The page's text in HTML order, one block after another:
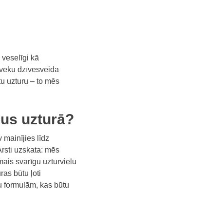
veselīgi kā
dzīvesveida
uzturu – to mēs
uzturā?
mainījies līdz
uzskata: mēs
svarīgu uzturvielu
būtu ļoti
kas būtu